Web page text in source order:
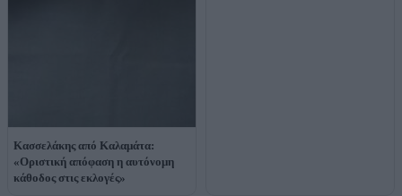
Κασσελάκης από Καλαμάτα:
«Οριστική απόφαση η αυτόνομη
κάθοδος στις εκλογές»